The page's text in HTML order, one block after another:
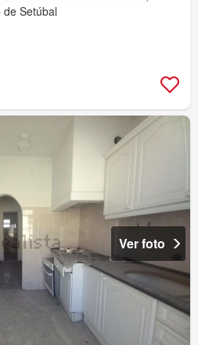
Setúbal
Ver foto